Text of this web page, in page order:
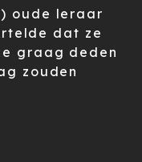
oude leraar
dat ze
graag deden
zouden